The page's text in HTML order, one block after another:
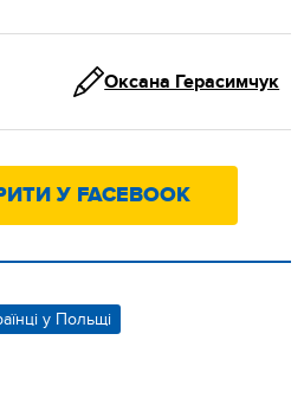
Оксана Герасимчук
У FACEBOOK
у Польщі